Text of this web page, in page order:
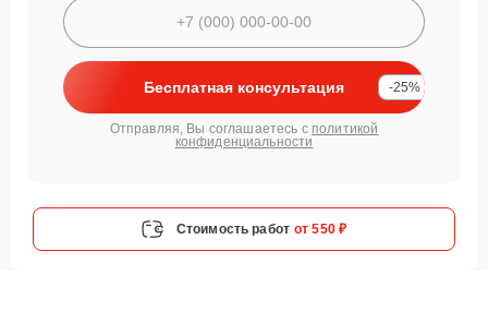
Бесплатная консультация -25%
Отправляя, Вы соглашаетесь с политикой
конфиденциальности
Стоимость работ от 550 ₽